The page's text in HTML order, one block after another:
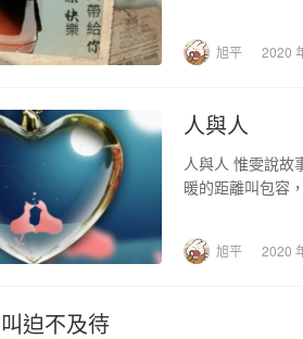
旭平 2020
人與人
人與人 惟雯說
暖的距離叫包容
旭平 2020
迫不及待